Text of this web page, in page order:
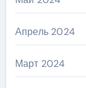
Апрель 2024
Март 2024